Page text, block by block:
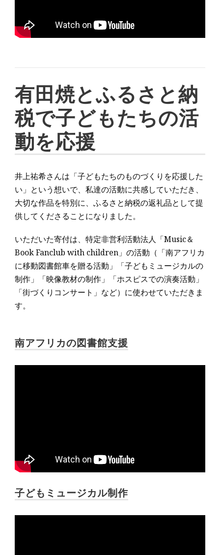
有田焼とふるさと納
税で子どもたちの活
動を応援
井上祐希さんは「子どもたちのものづくりを応援した
い」という想いで、私達の活動に共感していただき、
大切な作品を特別に、ふるさと納税の返礼品として提
供してくださることになりました。
いただいた寄付は、特定非営利活動法人「Music＆
Book Fanclub with children」の活動（「南アフリカ
に移動図書館車を贈る活動」「子どもミュージカルの
制作」「映像教材の制作」「ホスピスでの演奏活動」
「街づくりコンサート」など）に使わせていただきま
す。
南アフリカの図書館支援
子どもミュージカル制作